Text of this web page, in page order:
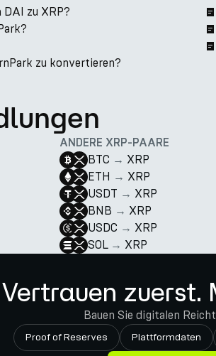
zu XRP?
zu konvertieren?
ANDERE XRP-PAARE
BTC → XRP
ETH → XRP
USDT → XRP
BNB → XRP
USDC → XRP
SOL → XRP
Vertrauen zuerst.
Bauen Sie digitalen
Proof of Reserves Plattformdaten